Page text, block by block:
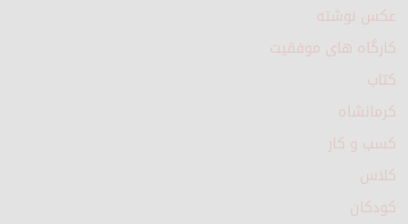
عکس نوشته
کارگاه های موفقیت
کتاب
کرمانشاه
کسب و کار
کلاس
کودکان